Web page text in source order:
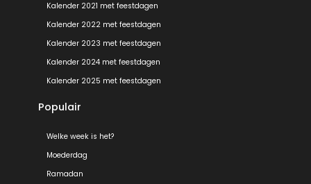
Kalender 2021 met feestdagen
Kalender 2022 met feestdagen
Kalender 2023 met feestdagen
Kalender 2024 met feestdagen
Kalender 2025 met feestdagen
Populair
Welke week is het?
Moederdag
Ramadan